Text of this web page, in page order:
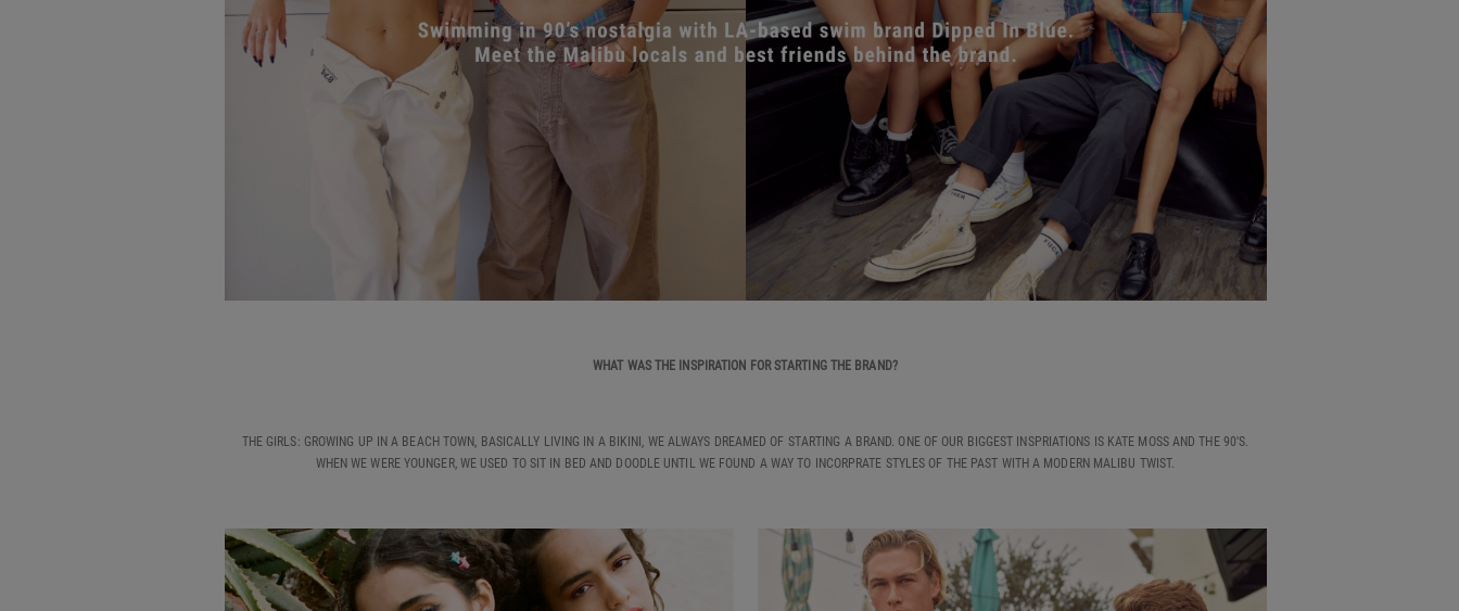
WHAT WAS THE INSPIRATION FOR STARTING THE BRAND?
THE GIRLS: GROWING UP IN A BEACH TOWN, BASICALLY LIVING IN A BIKINI, WE ALWAYS DREAMED OF STARTING A BRAND. ONE OF OUR BIGGEST INSPRIATIONS IS KATE MOSS AND THE 90'S.
WHEN WE WERE YOUNGER, WE USED TO SIT IN BED AND DOODLE UNTIL WE FOUND A WAY TO INCORPRATE STYLES OF THE PAST WITH A MODERN MALIBU TWIST.